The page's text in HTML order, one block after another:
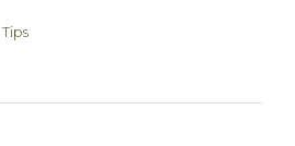
Tips